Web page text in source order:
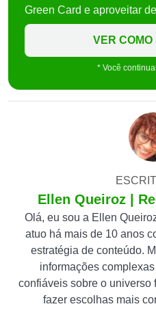
Green Card e aproveitar
VER COMO
* Você
Ellen Queiroz |
Olá, eu sou a Ellen
atuo há mais de 10 anos
estratégia de conteúdo.
informações
confiáveis sobre o universo
fazer escolhas mais